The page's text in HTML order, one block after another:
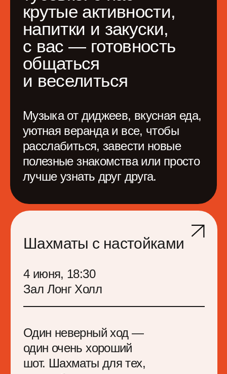
работа с заказчиками
управление ожиданиями
эмоциональный интеллект
Как расширилась
«новая норма»
руководителя: где
искать возможности,
когда стандартные
Современное лидерство